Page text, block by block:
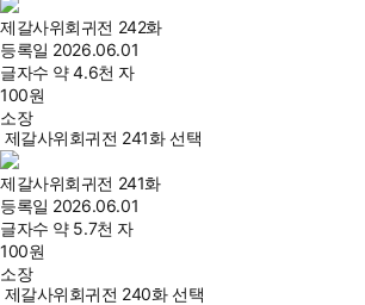
제갈사위회귀전 242화
등록일 2026.06.01
글자수 약 4.6천 자
100원
소장
제갈사위회귀전 241화 선택
제갈사위회귀전 241화
등록일 2026.06.01
글자수 약 5.7천 자
100원
소장
제갈사위회귀전 240화 선택